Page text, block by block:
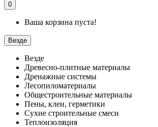
0
Ваша корзина пуста!
Везде
Везде
Древесно-плитные материалы
Дренажные системы
Лесопиломатериалы
Общестроительные материалы
Пены, клеи, герметики
Сухие строительные смеси
Теплоизоляция